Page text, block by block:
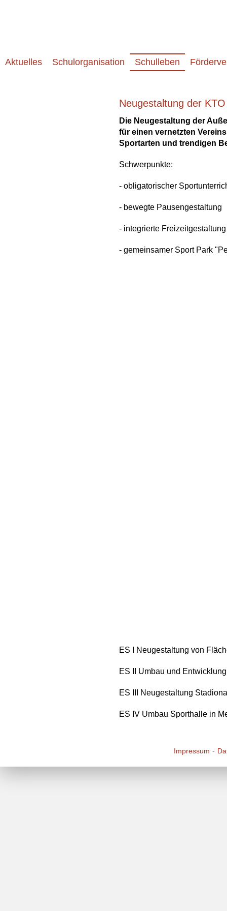
Aktuelles Schulorganisation Schulleben
Neugestaltung der
Die Neugestaltung der
für einen vernetzten
Sportarten und trendigen
Schwerpunkte:
- obligatorischer
- bewegte Pausengestaltung
- integrierte Freizeitgestaltung
- gemeinsamer Sport Park
ES I Neugestaltung von
ES II Umbau und
ES III Neugestaltung
ES IV Umbau Sporthalle in
Impressum